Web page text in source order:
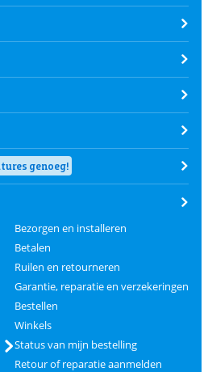
genoeg!
Bezorgen en installeren
Betalen
Ruilen en retourneren
Garantie, reparatie en verzekeringen
Bestellen
Winkels
Status van mijn bestelling
Retour of reparatie aanmelden